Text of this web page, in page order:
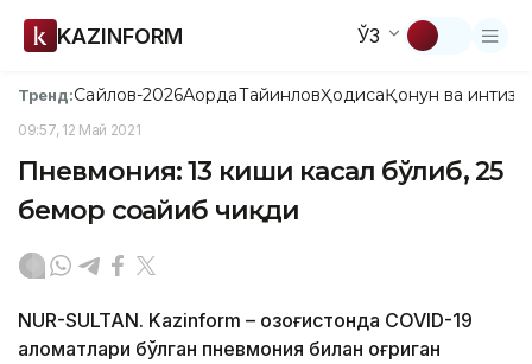
KAZINFORM ЎЗ
Тренд:Сайлов-2026АқордаТайинловҲодисаҚонун ва
09:57, 12 Май 2021
Пневмония: 13 киши касал бўлиб, 25
бемор соғайиб чиқди
NUR-SULTAN. Kazinform – Қозоғистонда COVID-19
аломатлари бўлган пневмония билан оғриган